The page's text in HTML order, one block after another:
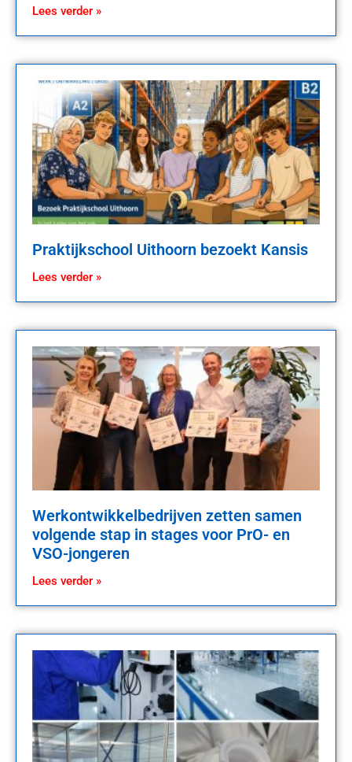
Lees verder »
Praktijkschool Uithoorn bezoekt Kansis
Lees verder »
Werkontwikkelbedrijven zetten samen
volgende stap in stages voor PrO- en
VSO-jongeren
Lees verder »